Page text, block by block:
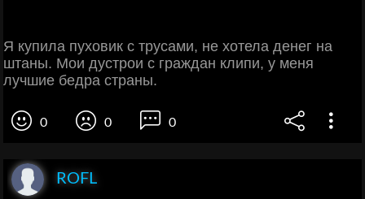
Я купила пуховик с трусами, не хотела денег на
штаны. Мои дустрои с граждан клипи, у меня
лучшие бедра страны.
0 0 0
ROFL